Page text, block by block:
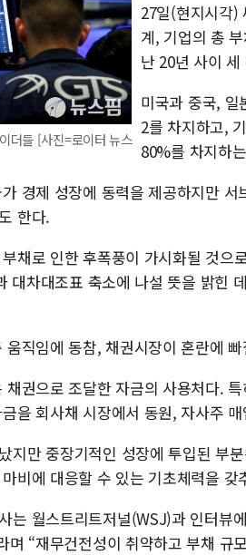
더들 [사진=로이터 뉴스
27일(현지시각)
계, 기업의 총
난 20년 사이
미국과 중국, 일
2를 차지하고,
80%를 차지하
경제 성장에 동력을 제공하지만
한다.
채로 인한 후폭풍이 가시화될 것으
대차대조표 축소에 나설 뜻을 밝힌
직임에 동참, 채권시장이 혼란에
권으로 조달한 자금의 사용처다.
을 회사채 시장에서 동원, 자사주
지만 중장기적인 성장에 투입된 부
비에 대응할 수 있는 기초체력을 갖
는 월스트리트저널(WSJ)과 인터뷰
며 “재무건전성이 취약하고 부채 규